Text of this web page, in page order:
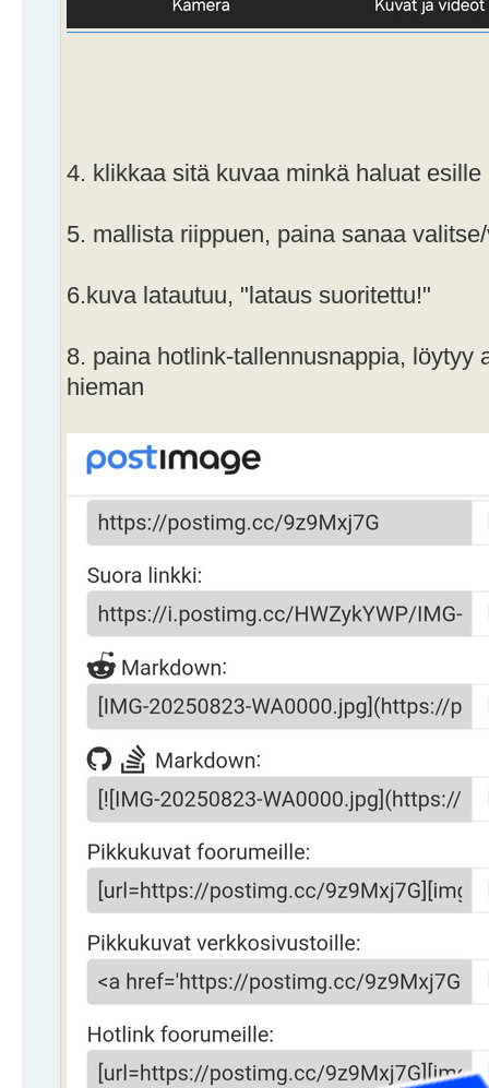
4. klikkaa sitä kuvaa minkä haluat esille
5. mallista riippuen, paina sanaa
6.kuva latautuu, "lataus suoritettu!"
8. paina hotlink-tallennusnappia, löytyy
hieman